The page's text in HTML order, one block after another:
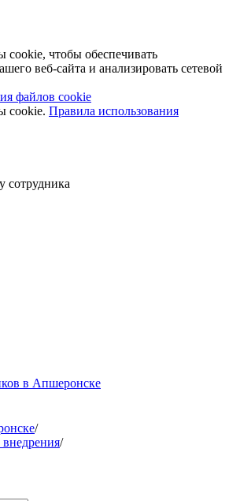
чтобы обеспечивать
веб-сайта и анализировать сетевой
файлов cookie
cookie. Правила использования
сотрудника
в Апшеронске
/
/